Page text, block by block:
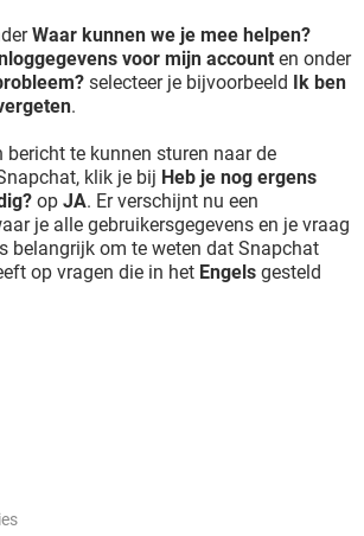
Waar kunnen we je mee helpen?
voor mijn account en onder
selecteer je bijvoorbeeld Ik ben
.
bericht te kunnen sturen naar de
klik je bij Heb je nog ergens
op JA. Er verschijnt nu een
je alle gebruikersgegevens en je vraag
belangrijk om te weten dat Snapchat
op vragen die in het Engels gesteld